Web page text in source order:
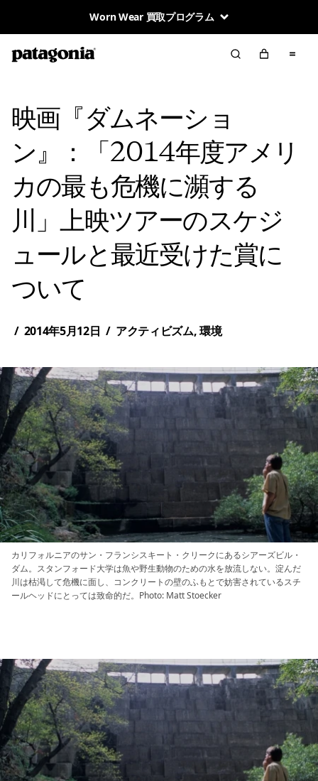
Worn Wear 買取プログラム
映画『ダムネーショ
ン』：「2014年度アメリ
カの最も危機に瀕する
川」上映ツアーのスケジ
ュールと最近受けた賞に
ついて
/ 2014年5月12日 / アクティビズム,環境
カリフォルニアのサン・フランシスキート・クリークにあるシアーズビル・
ダム。スタンフォード大学は魚や野生動物のための水を放流しない。淀んだ
川は枯渇して危機に面し、コンクリートの壁のふもとで妨害されているスチ
ールヘッドにとっては致命的だ。Photo: Matt Stoecker